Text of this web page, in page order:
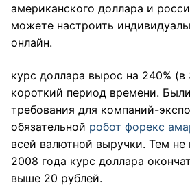
американского доллара и
можете настроить
онлайн.
курс доллара вырос на 240% (в
короткий период времени.
требования для компаний-
обязательной робот форекс
всей валютной выручки. Тем не
2008 года курс доллара
выше 20 рублей.